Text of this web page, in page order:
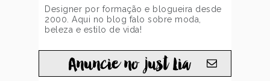
Designer por formação e blogueira desde
2000. Aqui no blog falo sobre moda,
beleza e estilo de vida!
Anuncie no just Lia